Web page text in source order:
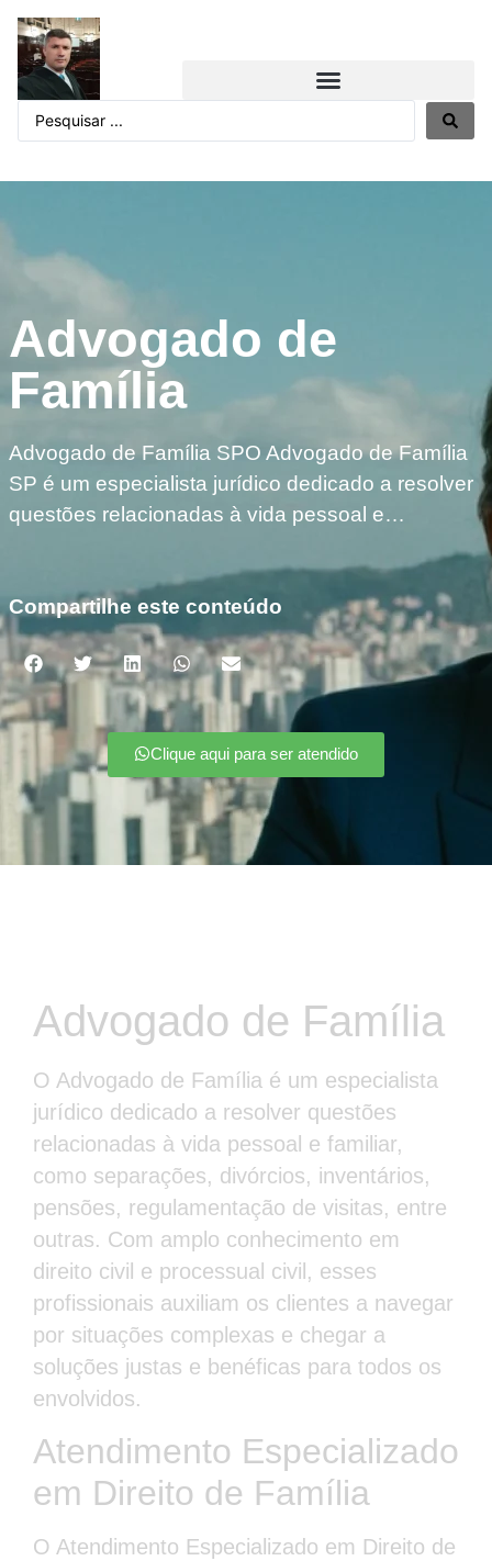
Advogado de
Família
Advogado de Família SPO Advogado de Família
SP é um especialista jurídico dedicado a resolver
questões relacionadas à vida pessoal e…
Compartilhe este conteúdo
Clique aqui para ser atendido
Advogado de Família
O Advogado de Família é um especialista
jurídico dedicado a resolver questões
relacionadas à vida pessoal e familiar,
como separações, divórcios, inventários,
pensões, regulamentação de visitas, entre
outras. Com amplo conhecimento em
direito civil e processual civil, esses
profissionais auxiliam os clientes a navegar
por situações complexas e chegar a
soluções justas e benéficas para todos os
envolvidos.
Atendimento Especializado
em Direito de Família
O Atendimento Especializado em Direito de